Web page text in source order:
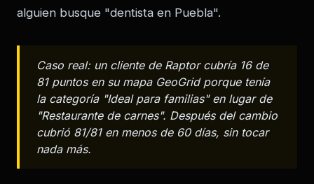
alguien busque "dentista en Puebla".
Caso real: un cliente de Raptor cubría 16 de
81 puntos en su mapa GeoGrid porque tenía
la categoría "Ideal para familias" en lugar de
"Restaurante de carnes". Después del cambio
cubrió 81/81 en menos de 60 días, sin tocar
nada más.